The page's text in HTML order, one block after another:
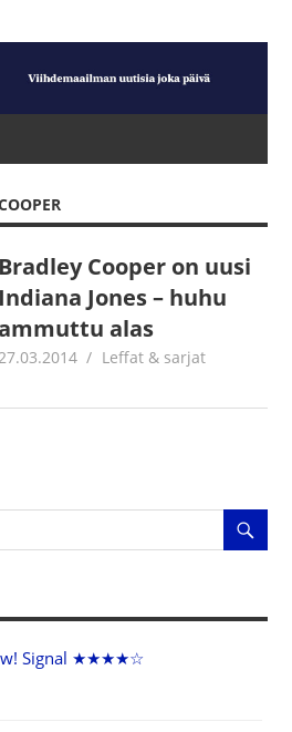
Bradley Cooper on uusi
Indiana Jones – huhu
alas
mestanet
Leffat & sarjat
Signal ★★★★☆